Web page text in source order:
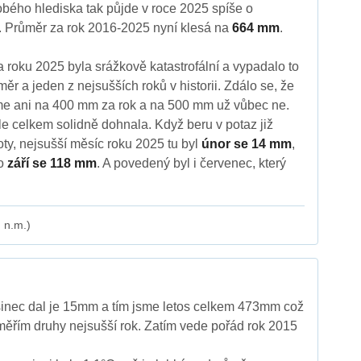
hlediska tak půjde v roce 2025 spíše o
Průměr za rok 2016-2025 nyní klesá na 664 mm.
roku 2025 byla srážkově katastrofální a vypadalo to
a jeden z nejsušších roků v historii. Zdálo se, že
ani na 400 mm za rok a na 500 mm už vůbec ne.
celkem solidně dohnala. Když beru v potaz již
nejsušší měsíc roku 2025 tu byl únor se 14 mm,
září se 118 mm. A povedený byl i červenec, který
n.m.)
dal je 15mm a tím jsme letos celkem 473mm což
druhy nejsušší rok. Zatím vede pořád rok 2015